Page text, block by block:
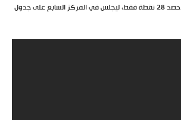
أما مانشستر يونايتد، فقد حصد 28 نقطة فقط، ليجلس في المركز السابع على جدول